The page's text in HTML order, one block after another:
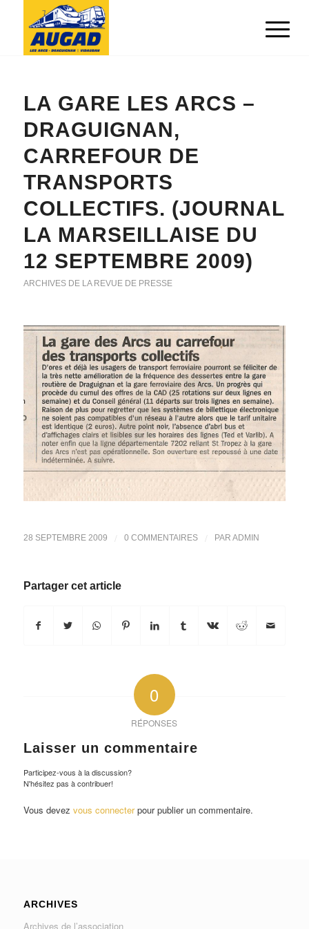
LA GARE LES ARCS –
DRAGUIGNAN,
CARREFOUR DE
TRANSPORTS
COLLECTIFS. (JOURNAL
LA MARSEILLAISE DU
12 SEPTEMBRE 2009)
ARCHIVES DE LA REVUE DE PRESSE
28 SEPTEMBRE 2009 / 0 COMMENTAIRES / PAR ADMIN
Partager cet article
0
RÉPONSES
Laisser un commentaire
Participez-vous à la discussion?
N'hésitez pas à contribuer!
Vous devez vous connecterpour publier un commentaire.
ARCHIVES
Archives de l’association